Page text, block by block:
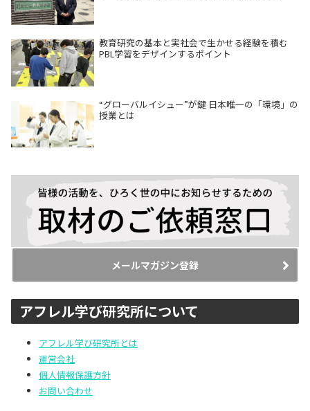
教育研究の基本と実社会で生かせる経験を積む
PBL学習をデザインするポイント
“グローバルイシュー”が鍵 日本唯一の「環境」の
授業とは
メールマガジン登録
アフレル学び研究所について
アフレル学び研究所とは
運営会社
個人情報保護方針
お問い合わせ